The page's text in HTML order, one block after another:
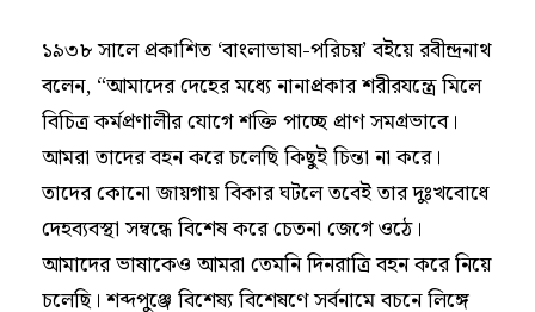
১৯৩৮ সালে প্রকাশিত ‘বাংলাভাষা-পরিচয়’ বইয়ে রবীন্দ্রনাথ
বলেন, “আমাদের দেহের মধ্যে নানাপ্রকার শরীরযন্ত্রে মিলে
বিচিত্র কর্মপ্রণালীর যোগে শক্তি পাচ্ছে প্রাণ সমগ্রভাবে।
আমরা তাদের বহন করে চলেছি কিছুই চিন্তা না করে।
তাদের কোনো জায়গায় বিকার ঘটলে তবেই তার দুঃখবোধে
দেহব্যবস্থা সম্বন্ধে বিশেষ করে চেতনা জেগে ওঠে।
আমাদের ভাষাকেও আমরা তেমনি দিনরাত্রি বহন করে নিয়ে
চলেছি। শব্দপুঞ্জে বিশেষ্য বিশেষণে সর্বনামে বচনে লিঙ্গে